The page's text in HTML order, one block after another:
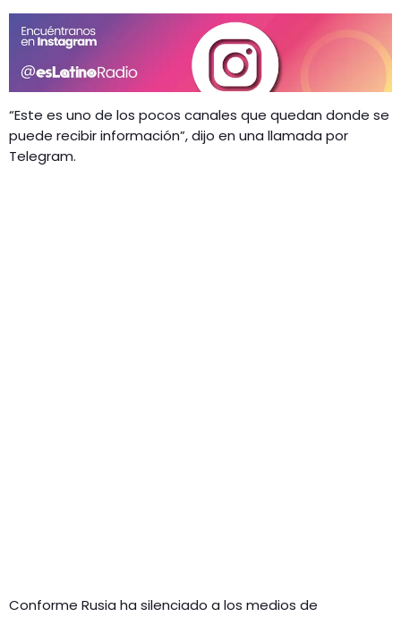
“Este es uno de los pocos canales que quedan donde se
puede recibir información”, dijo en una llamada por
Telegram.
Conforme Rusia ha silenciado a los medios de